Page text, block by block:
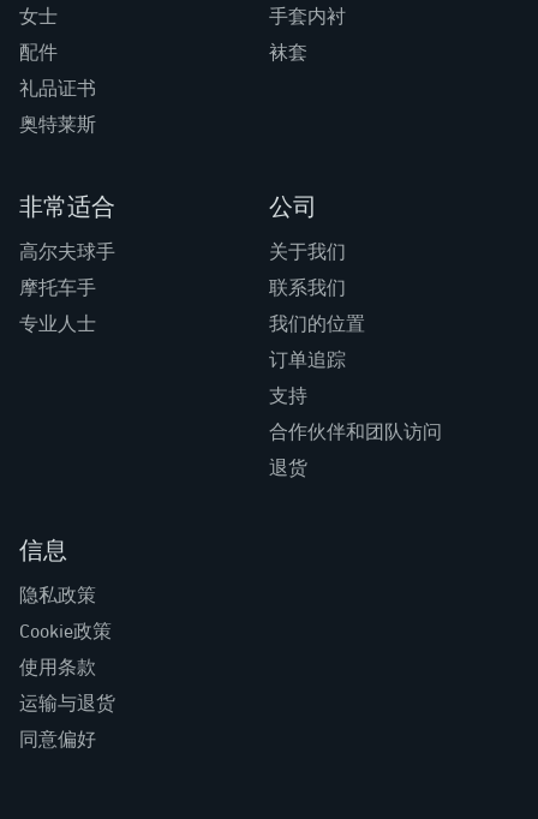
女士
配件
礼品证书
奥特莱斯
手套内衬
袜套
非常适合
高尔夫球手
摩托车手
专业人士
公司
关于我们
联系我们
我们的位置
订单追踪
支持
合作伙伴和团队访问
退货
信息
隐私政策
Cookie政策
使用条款
运输与退货
同意偏好